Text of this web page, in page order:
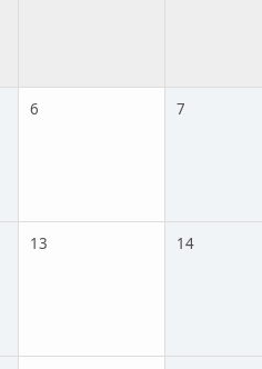
6 7
13 14